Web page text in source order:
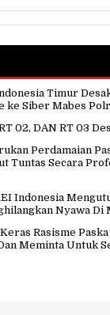
Timur
ke Siber Mabes
02, DAN RT 03
Perdamaian
Tuntas Secara
Indonesia
Nyawa Di
Rasisme
Meminta Untuk